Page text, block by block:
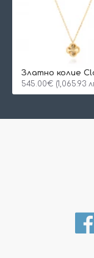
Златно колие
545.00€ (1,065.93